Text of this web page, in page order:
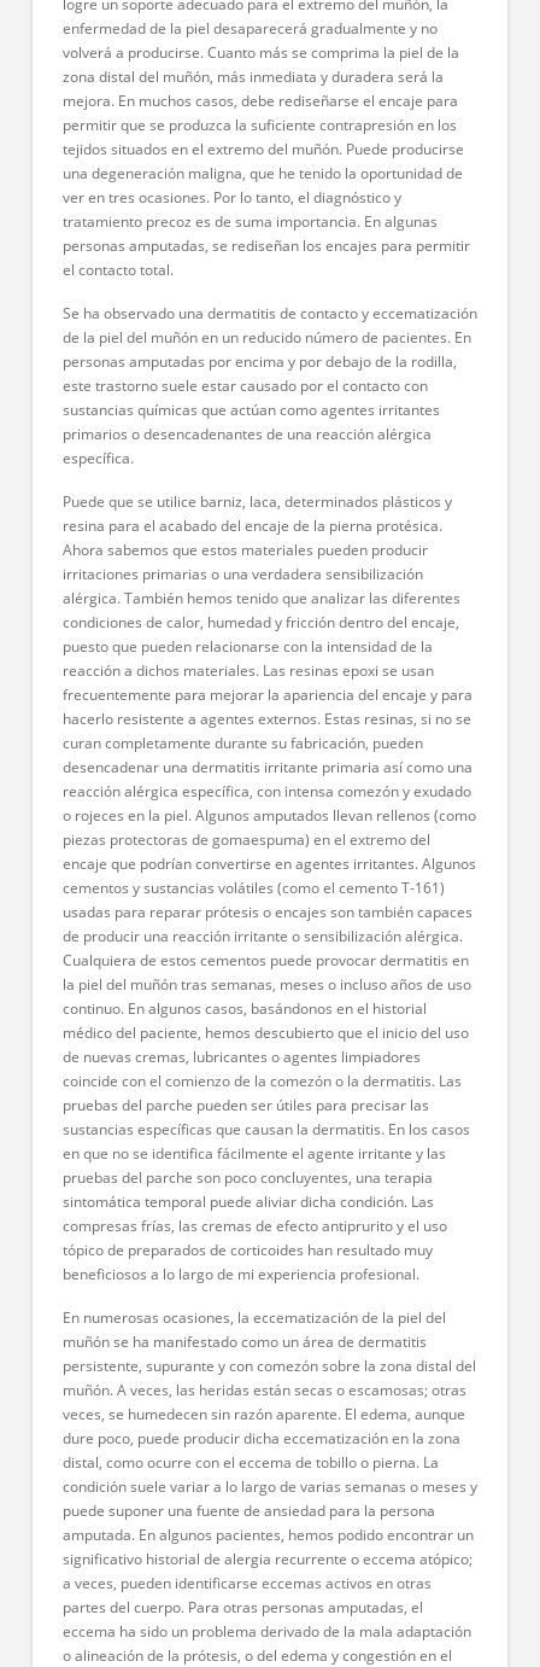
logre un soporte adecuado para el extremo del muñón, la
enfermedad de la piel desaparecerá gradualmente y no
volverá a producirse. Cuanto más se comprima la piel de la
zona distal del muñón, más inmediata y duradera será la
mejora. En muchos casos, debe rediseñarse el encaje para
permitir que se produzca la suficiente contrapresión en los
tejidos situados en el extremo del muñón. Puede producirse
una degeneración maligna, que he tenido la oportunidad de
ver en tres ocasiones. Por lo tanto, el diagnóstico y
tratamiento precoz es de suma importancia. En algunas
personas amputadas, se rediseñan los encajes para permitir
el contacto total.
Se ha observado una dermatitis de contacto y eccematización
de la piel del muñón en un reducido número de pacientes. En
personas amputadas por encima y por debajo de la rodilla,
este trastorno suele estar causado por el contacto con
sustancias químicas que actúan como agentes irritantes
primarios o desencadenantes de una reacción alérgica
específica.
Puede que se utilice barniz, laca, determinados plásticos y
resina para el acabado del encaje de la pierna protésica.
Ahora sabemos que estos materiales pueden producir
irritaciones primarias o una verdadera sensibilización
alérgica. También hemos tenido que analizar las diferentes
condiciones de calor, humedad y fricción dentro del encaje,
puesto que pueden relacionarse con la intensidad de la
reacción a dichos materiales. Las resinas epoxi se usan
frecuentemente para mejorar la apariencia del encaje y para
hacerlo resistente a agentes externos. Estas resinas, si no se
curan completamente durante su fabricación, pueden
desencadenar una dermatitis irritante primaria así como una
reacción alérgica específica, con intensa comezón y exudado
o rojeces en la piel. Algunos amputados llevan rellenos (como
piezas protectoras de gomaespuma) en el extremo del
encaje que podrían convertirse en agentes irritantes. Algunos
cementos y sustancias volátiles (como el cemento T-161)
usadas para reparar prótesis o encajes son también capaces
de producir una reacción irritante o sensibilización alérgica.
Cualquiera de estos cementos puede provocar dermatitis en
la piel del muñón tras semanas, meses o incluso años de uso
continuo. En algunos casos, basándonos en el historial
médico del paciente, hemos descubierto que el inicio del uso
de nuevas cremas, lubricantes o agentes limpiadores
coincide con el comienzo de la comezón o la dermatitis. Las
pruebas del parche pueden ser útiles para precisar las
sustancias específicas que causan la dermatitis. En los casos
en que no se identifica fácilmente el agente irritante y las
pruebas del parche son poco concluyentes, una terapia
sintomática temporal puede aliviar dicha condición. Las
compresas frías, las cremas de efecto antiprurito y el uso
tópico de preparados de corticoides han resultado muy
beneficiosos a lo largo de mi experiencia profesional.
En numerosas ocasiones, la eccematización de la piel del
muñón se ha manifestado como un área de dermatitis
persistente, supurante y con comezón sobre la zona distal del
muñón. A veces, las heridas están secas o escamosas; otras
veces, se humedecen sin razón aparente. El edema, aunque
dure poco, puede producir dicha eccematización en la zona
distal, como ocurre con el eccema de tobillo o pierna. La
condición suele variar a lo largo de varias semanas o meses y
puede suponer una fuente de ansiedad para la persona
amputada. En algunos pacientes, hemos podido encontrar un
significativo historial de alergia recurrente o eccema atópico;
a veces, pueden identificarse eccemas activos en otras
partes del cuerpo. Para otras personas amputadas, el
eccema ha sido un problema derivado de la mala adaptación
o alineación de la prótesis, o del edema y congestión en el